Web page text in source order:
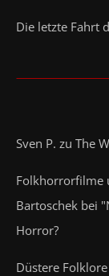
Die letzte Fahrt
Sven P. zu The
Folkhorrorfilme
Bartoschek bei
Horror?
Düstere